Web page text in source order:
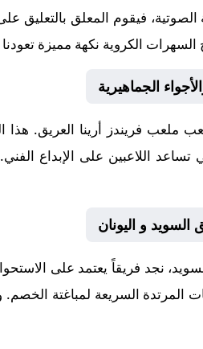
فيقوم المعلق بالتعليق
الكروية نكهة مميزة
الجماهيرية
ملعب فريندز أرينا العريق. هذا
تساعد اللاعبين على الإبداع
و اليونان
، نجد فريقاً يعتمد على
المرتدة السريعة لمباغتة